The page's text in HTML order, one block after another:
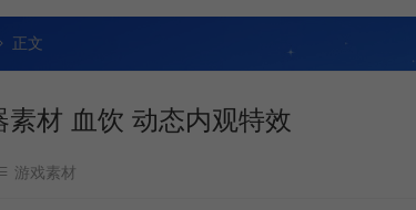
正文
素材 血饮 动态内观特效
游戏素材